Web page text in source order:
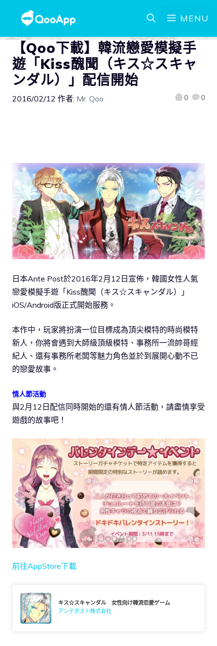
MENU
【Qoo下載】韓流戀愛模擬手
遊「Kiss醜聞（キス☆スキャ
ンダル）」配信開始
2016/02/12 作者: Mr. Qoo 0 0
日本Ante Post於2016年2月12日宣佈，韓國女性人氣
戀愛模擬手遊「Kiss醜聞（キス☆スキャンダル）」
iOS/Android版正式開始服務。
本作中，玩家將扮演一位目標成為頂尖模特的時尚模特
新人，你將會遇到大師級頂級模特、事務所一流帥哥經
紀人、還有事務所老闆等魅力角色並於到展開心動不已
的戀愛故事。
情人節活動
與2月12日配信同時開始的還有情人節活動，請盡情享受
遊戲的故事吧！
前往AppStore下載
キス☆スキャンダル 女性向け韓流恋愛ゲーム
アンテポスト株式会社